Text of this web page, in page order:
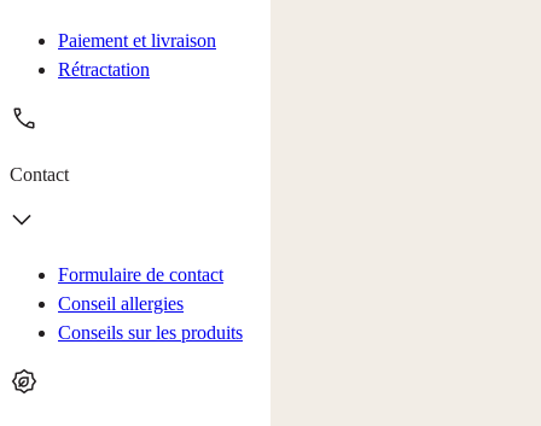
Paiement et livraison
Rétractation
Contact
Formulaire de contact
Conseil allergies
Conseils sur les produits